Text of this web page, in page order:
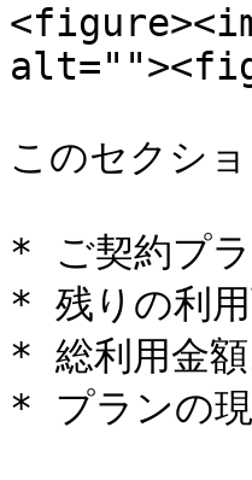
このセクシ
* ご契約プ
* 残りの利用
* 総利用金額
* プランの現